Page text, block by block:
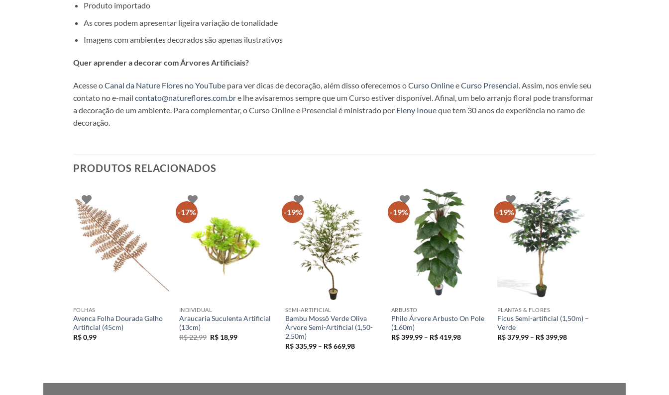
Produto importado
As cores podem apresentar ligeira variação de tonalidade
Imagens com ambientes decorados são apenas ilustrativos
Quer aprender a decorar com Árvores Artificiais?
Acesse oCanal da Nature Flores no YouTube para ver dicas de decoração, além disso oferecemos oCurso OnlineeCurso Presencial . Assim, nos envie seu
contato no e-mail contato@natureflores.com.bre lhe avisaremos sempre que um Curso estiver disponível. Afinal, um belo arranjo floral pode transformar
a decoração de um ambiente. Para complementar, o Curso Online e Presencial é ministrado por Eleny Inoueque tem 30 anos de experiência no ramo de
decoração.
PRODUTOS RELACIONADOS
FOLHAS
Avenca Folha Dourada Galho
Artificial (45cm)
R$0,99
-17%
INDIVIDUAL
Araucaria Suculenta Artificial
(13cm)
R$22,99 O
R$ 18,99O
-19%
SEMI-ARTIFICIAL
Bambu Mossô Verde Oliva
Árvore Semi-Artificial (1,50-
2,50m)
R$335,99 – R$669,98Faixa
-19%
ARBUSTO
Philo Árvore Arbusto On Pole
(1,60m)
R$399,99 – R$419,98Faixa
-19%
PLANTAS & FLORES
Ficus Semi-artificial (1,50m) –
Verde
R$379,99 – R$399,98Faixa